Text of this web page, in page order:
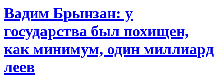
Вадим Брынзан: у
государства был похищен,
как минимум, один миллиард
леев